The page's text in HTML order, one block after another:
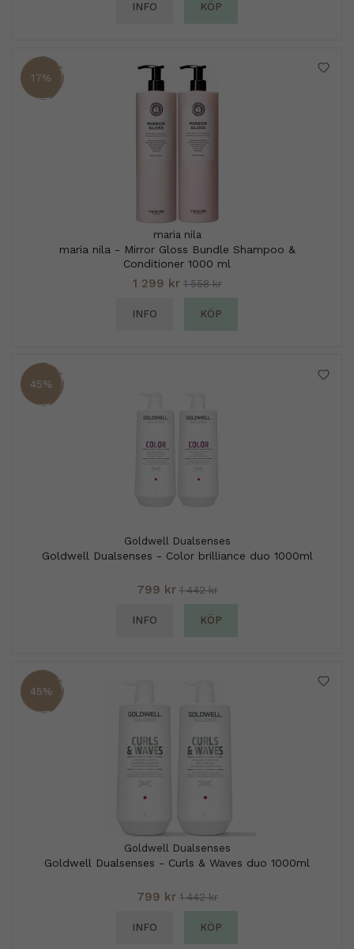
INFO KÖP
17%
maria nila
maria nila - Mirror Gloss Bundle Shampoo &
Conditioner 1000 ml
1 299 kr 1 558 kr
INFO KÖP
45%
Goldwell Dualsenses
Goldwell Dualsenses - Color brilliance duo 1000ml
799 kr 1 442 kr
INFO KÖP
45%
Goldwell Dualsenses
Goldwell Dualsenses - Curls & Waves duo 1000ml
799 kr 1 442 kr
INFO KÖP